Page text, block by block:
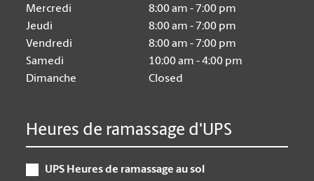
Mercredi
8:00 am - 7:00 pm
Jeudi
8:00 am - 7:00 pm
Vendredi
8:00 am - 7:00 pm
Samedi
10:00 am - 4:00 pm
Dimanche
Closed
Heures de ramassage d'UPS
UPS Heures de ramassage au sol